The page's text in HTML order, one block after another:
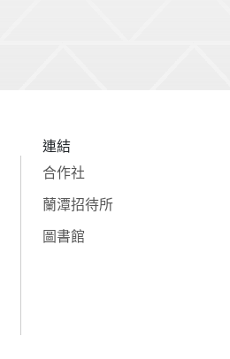
連結
合作社
蘭潭招待所
圖書館